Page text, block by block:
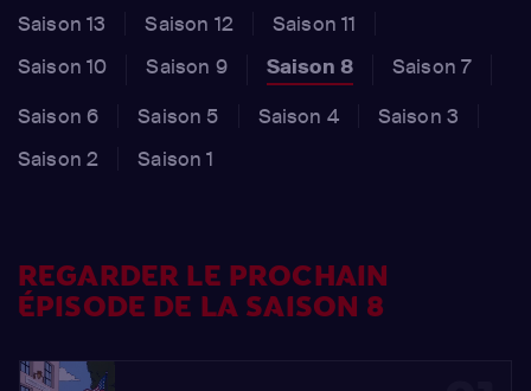
Saison 13
Saison 12
Saison 11
Saison 10
Saison 9 Saison 8
Saison 7
Saison 6
Saison 5 Saison 4
Saison 3
Saison 2
Saison 1
REGARDER LE PROCHAIN
ÉPISODE DE LA SAISON 8